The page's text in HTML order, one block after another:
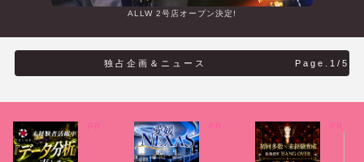
ALLW 2号店オープン決定!
Page.1/5
独占企画＆ニュース
PR PR PR